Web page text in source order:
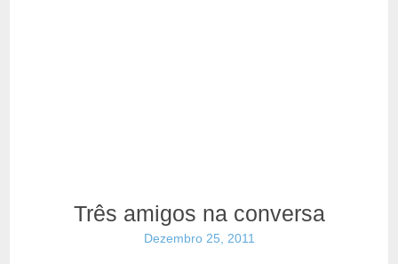
Três amigos na conversa
Dezembro 25, 2011